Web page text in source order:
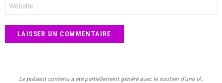
web
Le présent contenu a été partiellement généré avec le soutien d’une IA.